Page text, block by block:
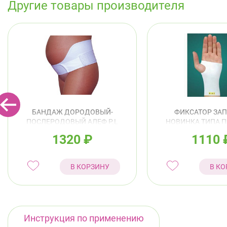
Другие товары производителя
БАНДАЖ ДОРОДОВЫЙ-
ПОСЛЕРОДОВЫЙ АЛЕФ Р.L
1320 ₽
В КОРЗИНУ
ФИКСАТОР
НОВИНКА ТИПА
1110
В
Инструкция по применению